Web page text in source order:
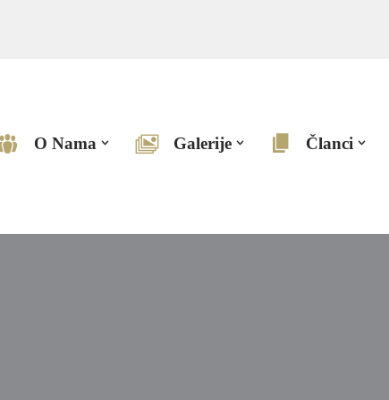
O Nama Galerije Članci